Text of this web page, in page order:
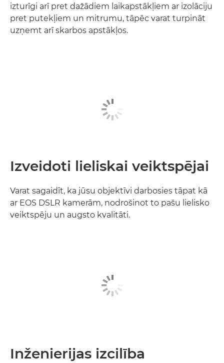
izturīgi arī pret dažādiem laikapstākļiem ar izolāciju
pret putekļiem un mitrumu, tāpēc varat turpināt
uzņemt arī skarbos apstākļos.
Izveidoti lieliskai veiktspējai
Varat sagaidīt, ka jūsu objektīvi darbosies tāpat kā
ar EOS DSLR kamerām, nodrošinot to pašu lielisko
veiktspēju un augsto kvalitāti.
Inženierijas izcilība